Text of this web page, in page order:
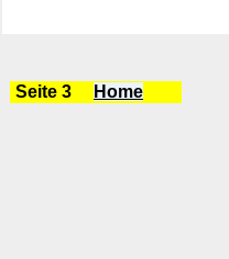
Seite 3 Home